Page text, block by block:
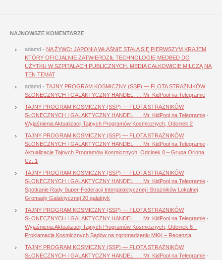
NAJNOWSZE KOMENTARZE
adamd - NA ŻYWO: JAPONIA WŁAŚNIE STAŁA SIĘ PIERWSZYM KRAJEM,
KTÓRY OFICJALNIE ZATWIERDZIŁ TECHNOLOGIĘ MEDBED DO
UŻYTKU W SZPITALACH PUBLICZNYCH. MEDIA CAŁKOWICIE MILCZĄ NA
TEN TEMAT
adamd - TAJNY PROGRAM KOSMICZNY (SSP) — FLOTA STRAŻNIKÓW
SŁONECZNYCH I GALAKTYCZNY HANDEL. … Mr. KidPool na Telegramie
TAJNY PROGRAM KOSMICZNY (SSP) — FLOTA STRAŻNIKÓW
SŁONECZNYCH I GALAKTYCZNY HANDEL. … Mr. KidPool na Telegramie -
Wyjaśnienia Aktualizacji Tajnych Programów Kosmicznych, Odcinek 2
TAJNY PROGRAM KOSMICZNY (SSP) — FLOTA STRAŻNIKÓW
SŁONECZNYCH I GALAKTYCZNY HANDEL. … Mr. KidPool na Telegramie -
Aktualizacje Tajnych Programów Kosmicznych, Odcinek 8 – Grupa Oriona,
Cz. 1
TAJNY PROGRAM KOSMICZNY (SSP) — FLOTA STRAŻNIKÓW
SŁONECZNYCH I GALAKTYCZNY HANDEL. … Mr. KidPool na Telegramie -
Spotkanie Rady Super-Federacji Intergalaktycznej i Strażników Lokalnej
Gromady Galaktycznej 20 galaktyk
TAJNY PROGRAM KOSMICZNY (SSP) — FLOTA STRAŻNIKÓW
SŁONECZNYCH I GALAKTYCZNY HANDEL. … Mr. KidPool na Telegramie -
Wyjaśnienia Aktualizacji Tajnych Programów Kosmicznych, Odcinek 6 –
Proklamacja Kosmicznych Sądów na zgromadzeniu MKK – Recenzja
TAJNY PROGRAM KOSMICZNY (SSP) — FLOTA STRAŻNIKÓW
SŁONECZNYCH I GALAKTYCZNY HANDEL. … Mr. KidPool na Telegramie -